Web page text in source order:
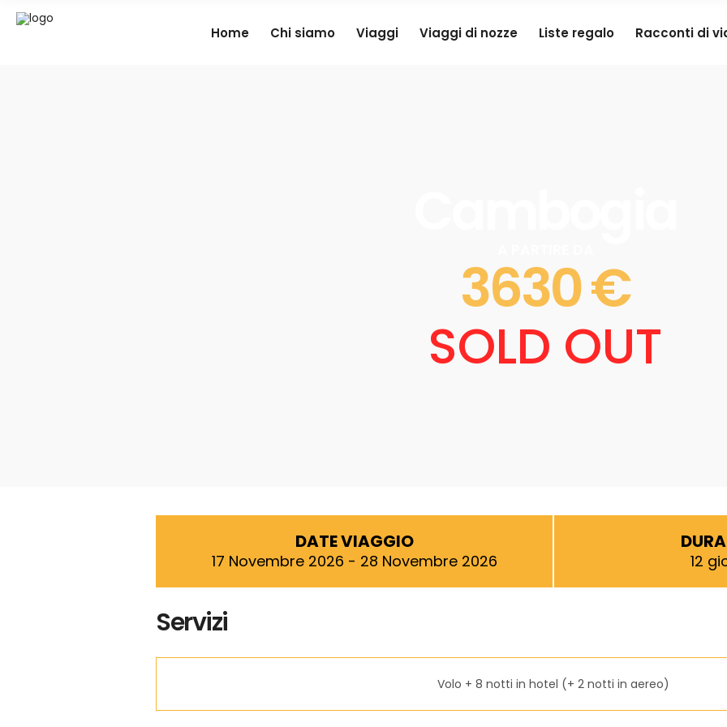
Home Chi siamo Viaggi Viaggi di nozze Liste regalo Racconti di
3630 €
SOLD OUT
DATE VIAGGIO
17 Novembre 2026 - 28 Novembre 2026 12
Servizi
Volo + 8 notti in hotel (+ 2 notti in aereo)